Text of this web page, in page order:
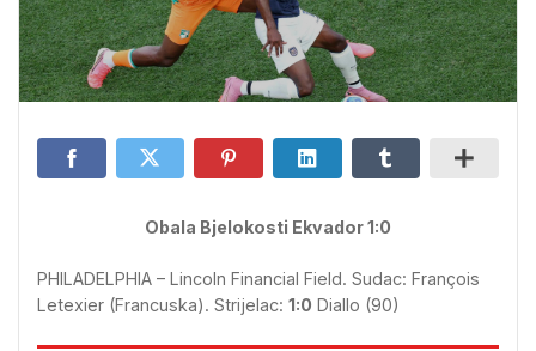
Obala Bjelokosti Ekvador 1:0
PHILADELPHIA – Lincoln Financial Field. Sudac: François
Letexier (Francuska). Strijelac: 1:0 Diallo (90)